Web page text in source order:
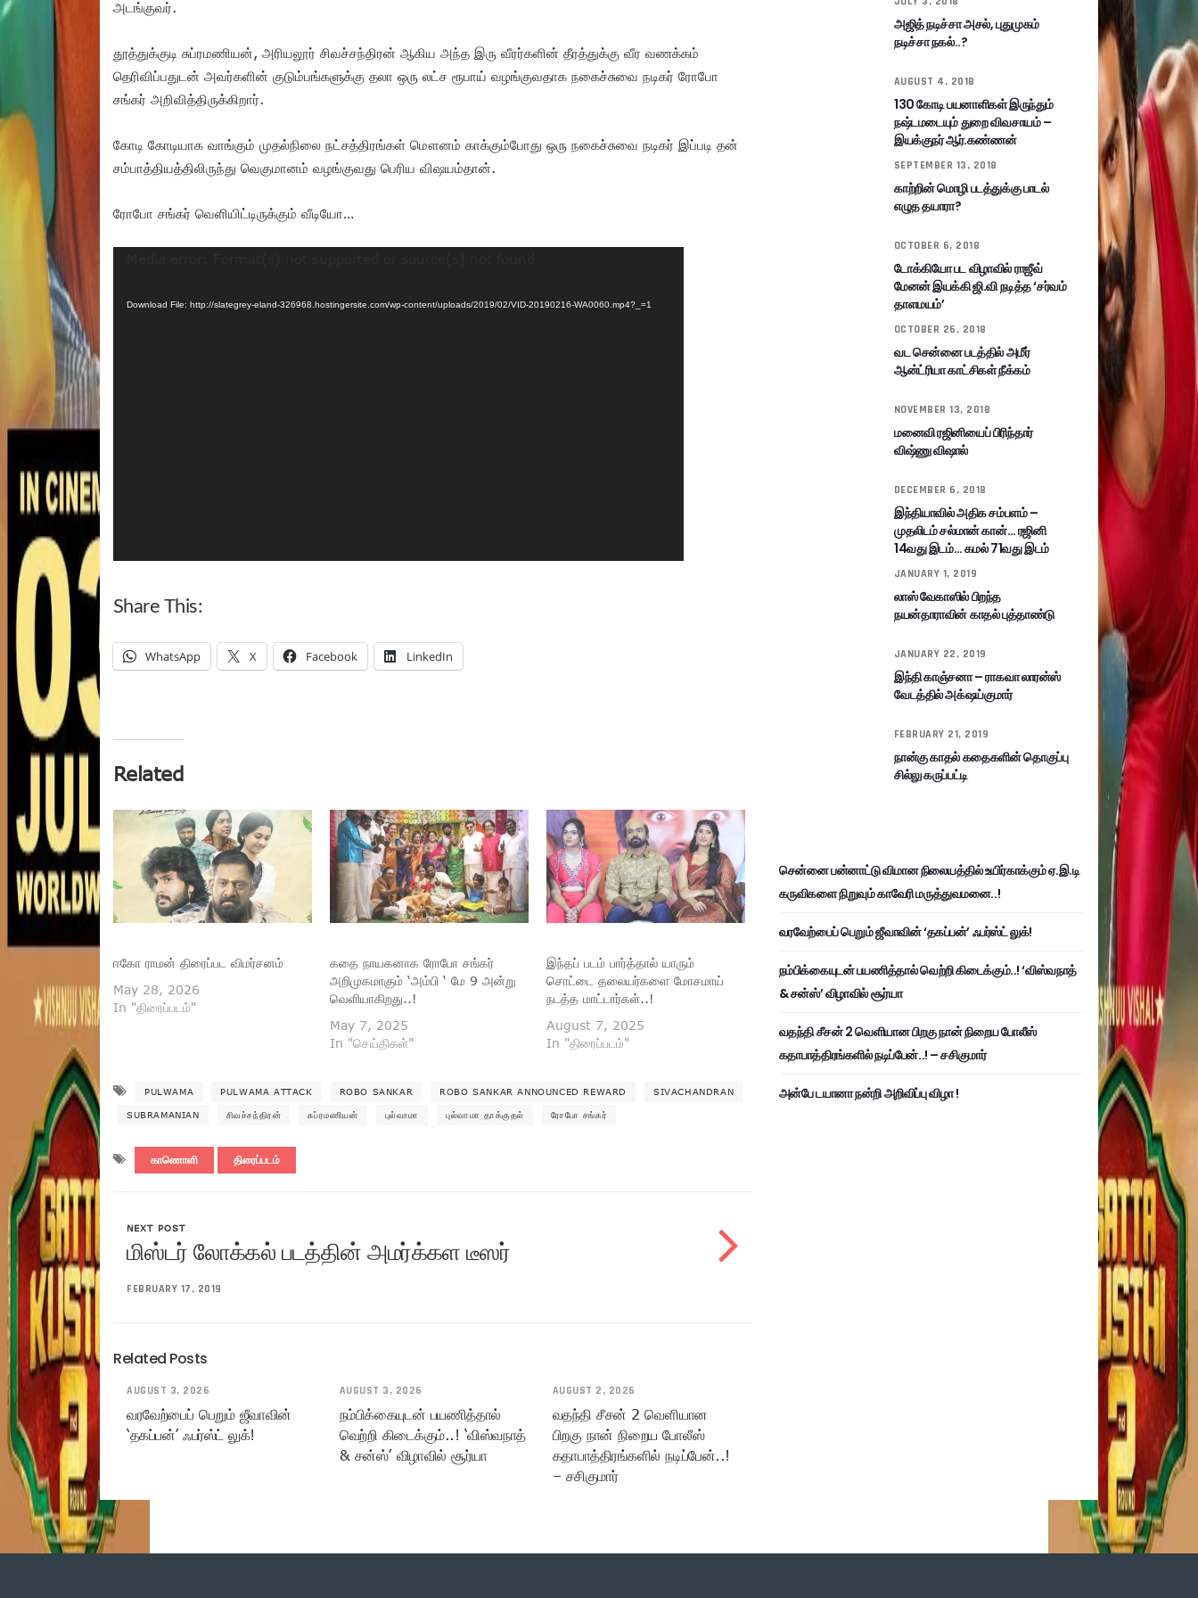
அடங்குவர்.
தூத்துக்குடி சுப்ரமணியன், அரியலூர் சிவச்சந்திரன் ஆகிய அந்த இரு வீரர்களின் தீரத்துக்கு வீர வணக்கம்
தெரிவிப்பதுடன் அவர்களின் குடும்பங்களுக்கு தலா ஒரு லட்ச ரூபாய் வழங்குவதாக நகைச்சுவை நடிகர் ரோபோ
சங்கர் அறிவித்திருக்கிறார்.
கோடி கோடியாக வாங்கும் முதல்நிலை நட்சத்திரங்கள் மௌனம் காக்கும்போது ஒரு நகைச்சுவை நடிகர் இப்படி தன்
சம்பாத்தியத்திலிருந்து வெகுமானம் வழங்குவது பெரிய விஷயம்தான்.
ரோபோ சங்கர் வெளியிட்டிருக்கும் வீடியோ…
Download File: http://slategrey-eland-326968.hostingersite.com/wp-content/uploads/2019/02/VID-20190216-WA0060.mp4?_=1
Share This:
WhatsApp X Facebook LinkedIn
Related
ஈகோ ராமன் திரைப்பட விமர்சனம்
May 28, 2026
In "திரைப்படம்"
கதை நாயகனாக ரோபோ சங்கர்
அறிமுகமாகும் ‘அம்பி ‘ மே 9 அன்று
வெளியாகிறது..!
May 7, 2025
In "செய்திகள்"
இந்தப் படம் பார்த்தால் யாரும்
சொட்டை தலையர்களை மோசமாய்
நடத்த மாட்டார்கள்..!
August 7, 2025
In "திரைப்படம்"
PULWAMA PULWAMA ATTACK ROBO SANKAR ROBO SANKAR ANNOUNCED REWARD SIVACHANDRAN
SUBRAMANIAN சிவச்சந்திரன் சுப்ரமணியன் புல்வாமா புல்வாமா தாக்குதல் ரோபோ சங்கர்
காணொளி திரைப்படம்
NEXT POST
மிஸ்டர் லோக்கல் படத்தின் அமர்க்கள டீஸர்
FEBRUARY 17, 2019
Related Posts
AUGUST 3, 2026
வரவேற்பைப் பெறும் ஜீவாவின்
‘தகப்பன்’ ஃபர்ஸ்ட் லுக்!
AUGUST 3, 2026
நம்பிக்கையுடன் பயணித்தால்
வெற்றி கிடைக்கும்..! ‘விஸ்வநாத்
& சன்ஸ்’ விழாவில் சூர்யா
AUGUST 2, 2026
வதந்தி சீசன் 2 வெளியான
பிறகு நான் நிறைய போலீஸ்
கதாபாத்திரங்களில் நடிப்பேன்..!
– சசிகுமார்
அஜித் நடிச்சா அசல், புதுமுகம்
நடிச்சா நகல்..?
AUGUST 4, 2018
130 கோடி பயனாளிகள் இருந்தும்
நஷ்டமடையும் துறை விவசாயம் –
இயக்குநர் ஆர்.கண்ணன்
SEPTEMBER 13, 2018
காற்றின் மொழி படத்துக்கு பாடல்
எழுத தயாரா?
OCTOBER 6, 2018
டோக்கியோ பட விழாவில் ராஜீவ்
மேனன் இயக்கி ஜி.வி நடித்த ‘சர்வம்
தாளமயம்’
OCTOBER 26, 2018
வட சென்னை படத்தில் அமீர்
ஆன்ட்ரியா காட்சிகள் நீக்கம்
NOVEMBER 13, 2018
மனைவி ரஜினியைப் பிரிந்தார்
விஷ்ணு விஷால்
DECEMBER 6, 2018
இந்தியாவில் அதிக சம்பளம் –
முதலிடம் சல்மான் கான்… ரஜினி
14வது இடம்… கமல் 71வது இடம்
JANUARY 1, 2019
லாஸ் வேகாஸில் பிறந்த
நயன்தாராவின் காதல் புத்தாண்டு
JANUARY 22, 2019
இந்தி காஞ்சனா – ராகவா லாரன்ஸ்
வேடத்தில் அக்‌ஷய்குமார்
FEBRUARY 21, 2019
நான்கு காதல் கதைகளின் தொகுப்பு
சில்லு கருப்பட்டி
சென்னை பன்னாட்டு விமான நிலையத்தில் உயிர்காக்கும் ஏ.இ.டி
கருவிகளை நிறுவும் காவேரி மருத்துவமனை..!
வரவேற்பைப் பெறும் ஜீவாவின் ‘தகப்பன்’ ஃபர்ஸ்ட் லுக்!
நம்பிக்கையுடன் பயணித்தால் வெற்றி கிடைக்கும்..! ‘விஸ்வநாத்
& சன்ஸ்’ விழாவில் சூர்யா
வதந்தி சீசன் 2 வெளியான பிறகு நான் நிறைய போலீஸ்
கதாபாத்திரங்களில் நடிப்பேன்..! – சசிகுமார்
அன்பே டயானா நன்றி அறிவிப்பு விழா !